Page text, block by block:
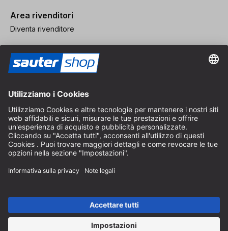
Area rivenditori
Diventa rivenditore
CGV
Protezione dei Dati
Impostazioni dei Cookie
della Germania per pacchi di dimensioni standard, esclusi articoli
A seconda del Paese di consegna, l'IVA può variare al momento del